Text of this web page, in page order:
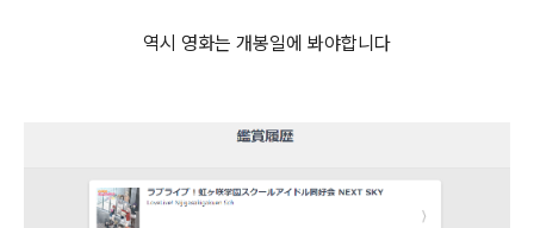
역시 영화는 개봉일에 봐야합니다